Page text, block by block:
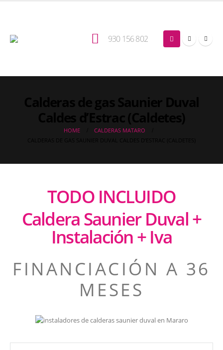
930 156 802
HOME
CALDERAS MATARO
TODO INCLUIDO
Caldera Saunier Duval +
Instalación + Iva
FINANCIACIÓN A 36
MESES